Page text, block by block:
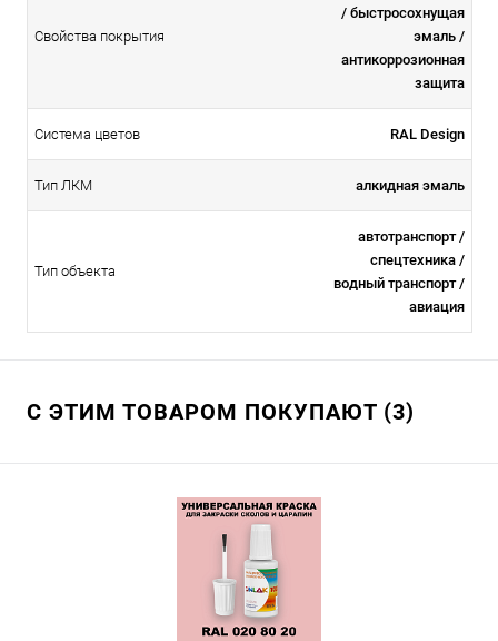
Свойства покрытия
/ быстросохнущая
эмаль /
антикоррозионная
защита
Система цветов RAL Design
Тип ЛКМ алкидная эмаль
Тип объекта
автотранспорт /
спецтехника /
водный транспорт /
авиация
С ЭТИМ ТОВАРОМ ПОКУПАЮТ (3)